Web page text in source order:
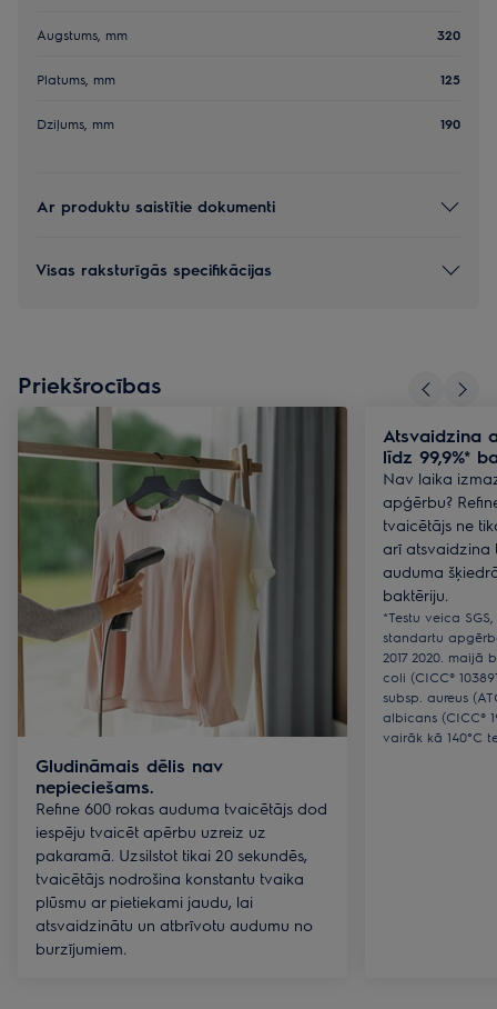
Augstums, mm 320
Platums, mm 125
Dziļums, mm 190
Ar produktu saistītie dokumenti
Visas raksturīgās specifikācijas
Priekšrocības
Gludināmais dēlis nav
nepieciešams.
Refine 600 rokas auduma tvaicētājs dod
iespēju tvaicēt apērbu uzreiz uz
pakaramā. Uzsilstot tikai 20 sekundēs,
tvaicētājs nodrošina konstantu tvaika
plūsmu ar pietiekami jaudu, lai
atsvaidzinātu un atbrīvotu audumu no
burzījumiem.
Atsvaidzina
līdz 99,9%*
Nav laika
apģērbu?
tvaicētājs ne
arī atsvaidzina
auduma
baktēriju.
*Testu veica
standartu
2017 2020. maijā
coli (CICC®
subsp. aureus
albicans (CICC®
vairāk kā 140°C